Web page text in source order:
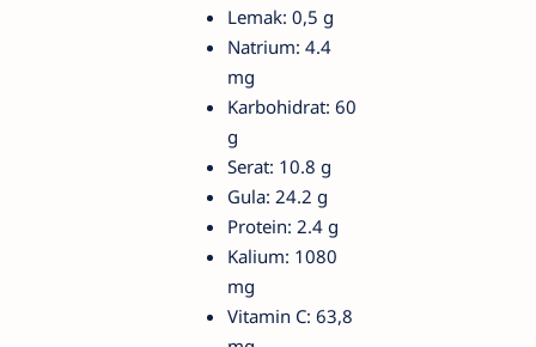
Lemak: 0,5 g
Natrium: 4.4
mg
Karbohidrat: 60
g
Serat: 10.8 g
Gula: 24.2 g
Protein: 2.4 g
Kalium: 1080
mg
Vitamin C: 63,8